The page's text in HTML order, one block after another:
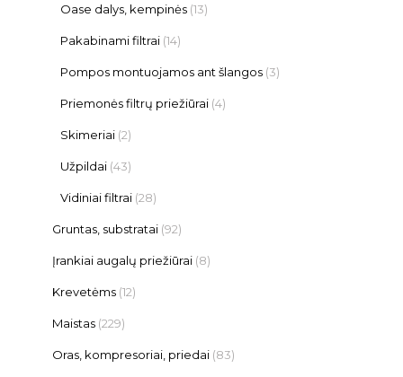
Oase dalys, kempinės (13)
Pakabinami filtrai (14)
Pompos montuojamos ant šlangos (3)
Priemonės filtrų priežiūrai (4)
Skimeriai (2)
Užpildai (43)
Vidiniai filtrai (28)
Gruntas, substratai (92)
Įrankiai augalų priežiūrai (8)
Krevetėms (12)
Maistas (229)
Oras, kompresoriai, priedai (83)